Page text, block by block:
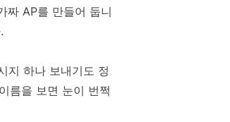
짜 AP를 만들어 둡니
지 하나 보내기도 정
름을 보면 눈이 번쩍